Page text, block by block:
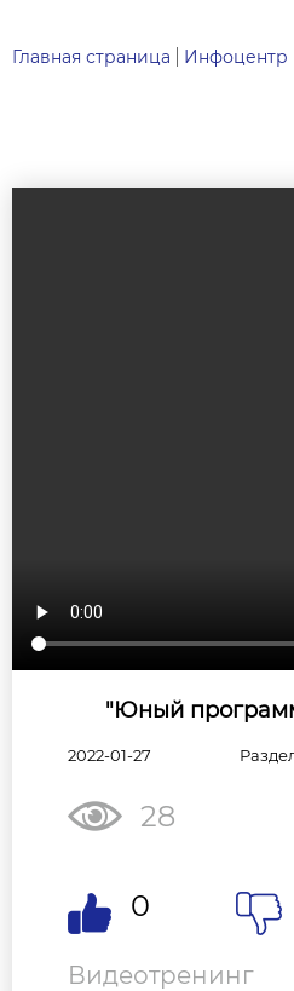
Главная страница Инфоцентр
"Юный
2022-01-27
28
0
Видеотренинг